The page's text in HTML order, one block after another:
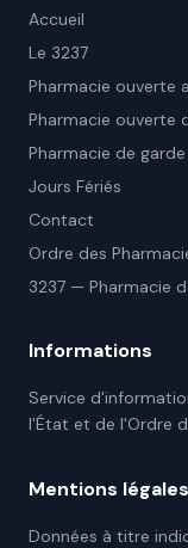
Accueil
Le 3237
Pharmacie ouverte
Pharmacie ouverte
Pharmacie de
Jours Fériés
Contact
Ordre des
3237 — Pharmacie
Informations
Service
l'État et de l'Ordre
Mentions légales
Données à titre